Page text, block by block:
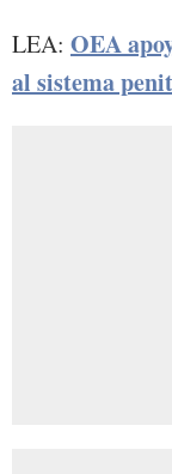
LEA: OEA
al sistema